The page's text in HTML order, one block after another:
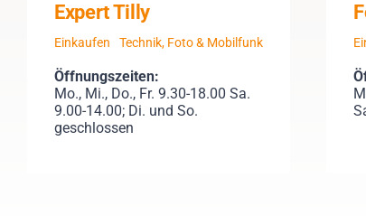
Expert Tilly
Einkaufen Technik, Foto & Mobilfunk
Öffnungszeiten:
Mo., Mi., Do., Fr. 9.30-18.00 Sa.
9.00-14.00; Di. und So.
geschlossen